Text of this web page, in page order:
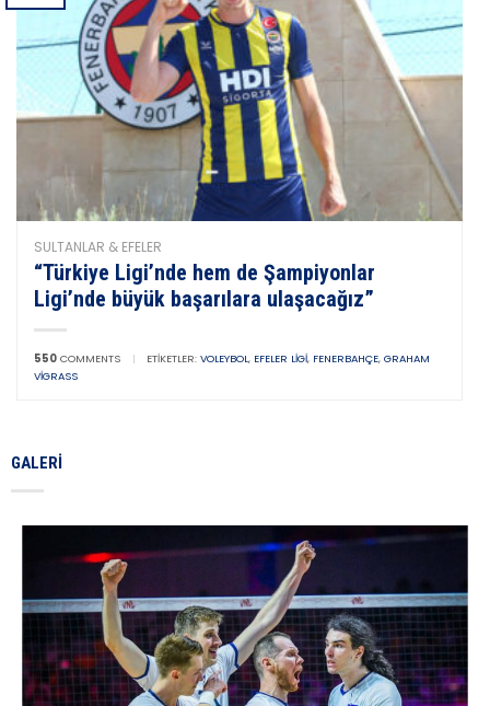
SULTANLAR & EFELER
“Türkiye Ligi’nde hem de Şampiyonlar
Ligi’nde büyük başarılara ulaşacağız”
550 COMMENTS | ETIKETLER: VOLEYBOL, EFELER LIGI, FENERBAHÇE, GRAHAM
VIGRASS
GALERI